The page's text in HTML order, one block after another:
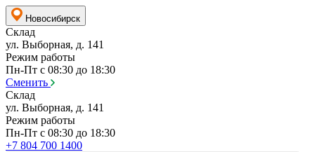
Новосибирск
Склад
ул. Выборная, д. 141
Режим работы
Пн-Пт с 08:30 до 18:30
Сменить
Склад
ул. Выборная, д. 141
Режим работы
Пн-Пт с 08:30 до 18:30
+7 804 700 1400